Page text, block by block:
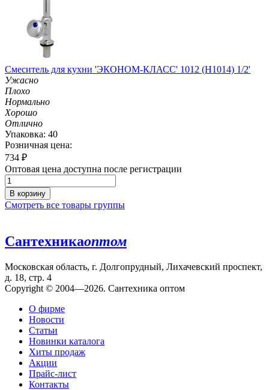
Смеситель для кухни 'ЭКОНОМ-КЛАСС' 1012 (H1014) 1/2'
Ужасно
Плохо
Нормально
Хорошо
Отлично
Упаковка: 40
Розничная цена:
734 ₽
Оптовая цена доступна после регистрации
В корзину
Смотреть все товары группы
Сантехникаоптом
Московская область, г. Долгопрудный, Лихачевский проспект,
д. 18, стр. 4
Copyright © 2004—2026. Сантехника оптом
О фирме
Новости
Статьи
Новинки каталога
Хиты продаж
Акции
Прайс-лист
Контакты